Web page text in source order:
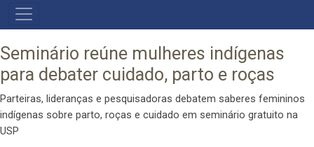
NAVEGADOR
PRINCIPAL
Seminário reúne mulheres indígenas
para debater cuidado, parto e roças
Parteiras, lideranças e pesquisadoras debatem saberes femininos
indígenas sobre parto, roças e cuidado em seminário gratuito na
USP